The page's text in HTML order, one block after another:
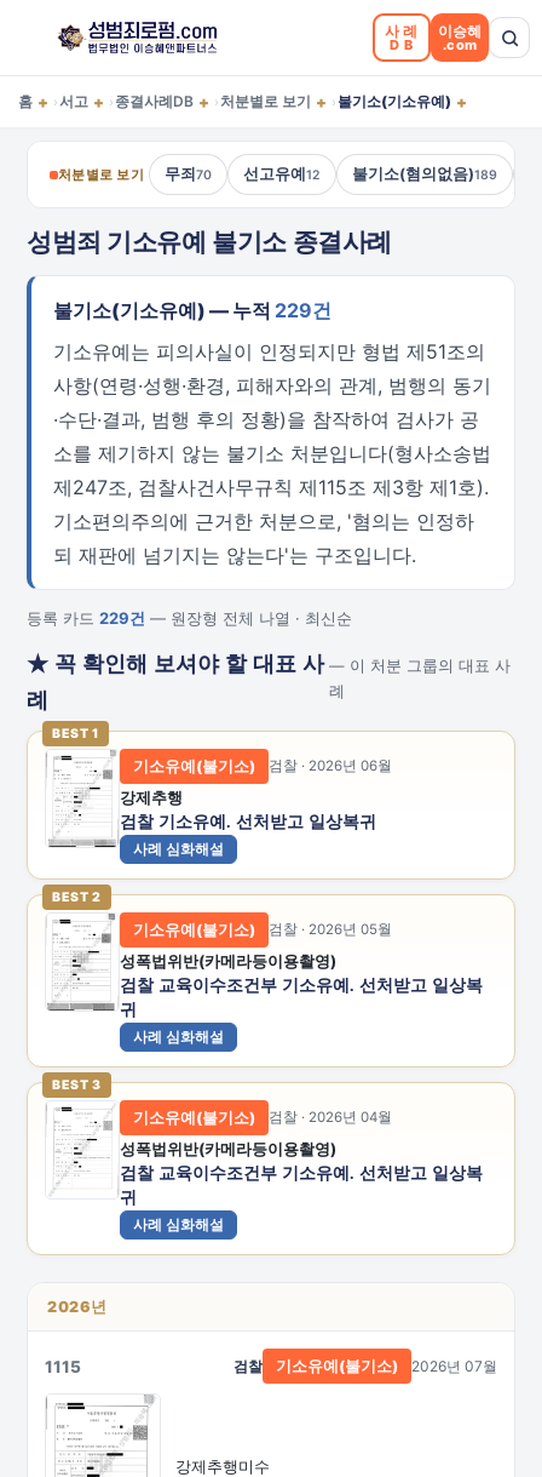
사례
DB
이승혜
.com
홈 + ›서고 + › 종결사례DB + › 처분별로 보기 + › 불기소(기소유예) +
처분별로 보기 무죄70 선고유예12 불기소(혐의없음)189
성범죄 기소유예 불기소 종결사례
불기소(기소유예) — 누적 229건
기소유예는 피의사실이 인정되지만 형법 제51조의
사항(연령·성행·환경, 피해자와의 관계, 범행의 동기
·수단·결과, 범행 후의 정황)을 참작하여 검사가 공
소를 제기하지 않는 불기소 처분입니다(형사소송법
제247조, 검찰사건사무규칙 제115조 제3항 제1호).
기소편의주의에 근거한 처분으로, '혐의는 인정하
되 재판에 넘기지는 않는다'는 구조입니다.
등록 카드 229건 — 원장형 전체 나열 · 최신순
★ 꼭 확인해 보셔야 할 대표 사
례
— 이 처분 그룹의 대표 사
례
BEST 1
기소유예(불기소) 검찰 · 2026년 06월
강제추행
검찰 기소유예. 선처받고 일상복귀
사례 심화해설
BEST 2
기소유예(불기소) 검찰 · 2026년 05월
성폭법위반(카메라등이용촬영)
검찰 교육이수조건부 기소유예. 선처받고 일상복
귀
사례 심화해설
BEST 3
기소유예(불기소) 검찰 · 2026년 04월
성폭법위반(카메라등이용촬영)
검찰 교육이수조건부 기소유예. 선처받고 일상복
귀
사례 심화해설
2026년
1115
강제추행미수
검찰 기소유예(불기소) 2026년 07월